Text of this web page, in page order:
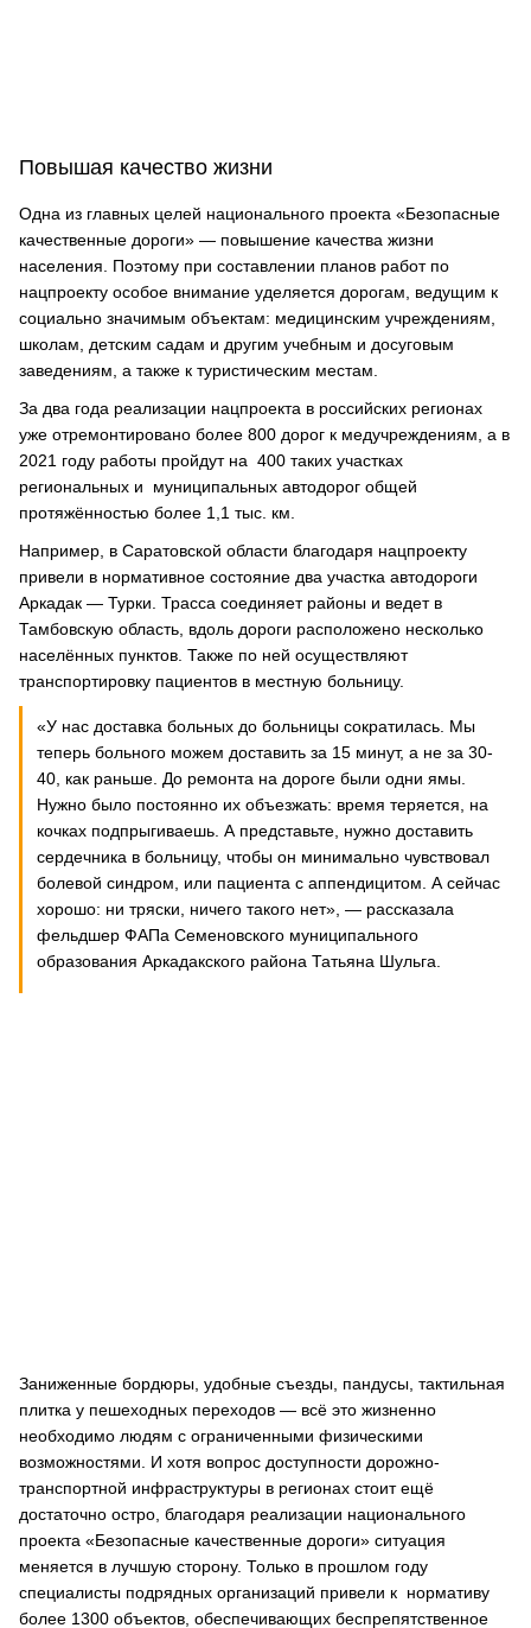
Повышая качество жизни
Одна из главных целей национального проекта «Безопасные
качественные дороги» — повышение качества жизни
населения. Поэтому при составлении планов работ по
нацпроекту особое внимание уделяется дорогам, ведущим к
социально значимым объектам: медицинским учреждениям,
школам, детским садам и другим учебным и досуговым
заведениям, а также к туристическим местам.
За два года реализации нацпроекта в российских регионах
уже отремонтировано более 800 дорог к медучреждениям, а в
2021 году работы пройдут на 400 таких участках
региональных и муниципальных автодорог общей
протяжённостью более 1,1 тыс. км.
Например, в Саратовской области благодаря нацпроекту
привели в нормативное состояние два участка автодороги
Аркадак — Турки. Трасса соединяет районы и ведет в
Тамбовскую область, вдоль дороги расположено несколько
населённых пунктов. Также по ней осуществляют
транспортировку пациентов в местную больницу.
«У нас доставка больных до больницы сократилась. Мы
теперь больного можем доставить за 15 минут, а не за 30-
40, как раньше. До ремонта на дороге были одни ямы.
Нужно было постоянно их объезжать: время теряется, на
кочках подпрыгиваешь. А представьте, нужно доставить
сердечника в больницу, чтобы он минимально чувствовал
болевой синдром, или пациента с аппендицитом. А сейчас
хорошо: ни тряски, ничего такого нет», — рассказала
фельдшер ФАПа Семеновского муниципального
образования Аркадакского района Татьяна Шульга.
Заниженные бордюры, удобные съезды, пандусы, тактильная
плитка у пешеходных переходов ― всё это жизненно
необходимо людям с ограниченными физическими
возможностями. И хотя вопрос доступности дорожно-
транспортной инфраструктуры в регионах стоит ещё
достаточно остро, благодаря реализации национального
проекта «Безопасные качественные дороги» ситуация
меняется в лучшую сторону. Только в прошлом году
специалисты подрядных организаций привели к нормативу
более 1300 объектов, обеспечивающих беспрепятственное